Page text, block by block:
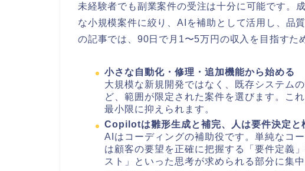
未経験者でも副業案件の受注は十分に可能です。
な小規模案件に絞り、AIを補助として活用し、品
の記事では、90日で月1〜5万円の収入を目指すた
小さな自動化・修理・追加機能から始める
大規模な新規開発ではなく、既存システム
ど、範囲が限定された案件を選びます。こ
最小限に抑えられます。
Copilotは雛形生成と補完、人は要件決定と
AIはコーディングの補助役です。単純なコ
は顧客の要望を正確に把握する「要件定義
スト」といった思考が求められる部分に集中